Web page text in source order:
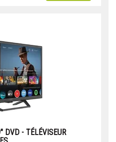
DVD - TÉLÉVISEUR